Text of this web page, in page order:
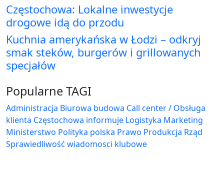
Częstochowa: Lokalne inwestycje
drogowe idą do przodu
Kuchnia amerykańska w Łodzi – odkryj
smak steków, burgerów i grillowanych
specjałów
Popularne TAGI
Administracja Biurowa budowa Call center / Obsługa
klienta Częstochowa informuje Logistyka Marketing
Ministerstwo Polityka polska Prawo Produkcja Rząd
Sprawiedliwość wiadomosci klubowe